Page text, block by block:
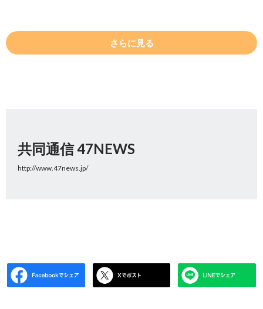
さらに見る
共同通信 47NEWS
http://www.47news.jp/